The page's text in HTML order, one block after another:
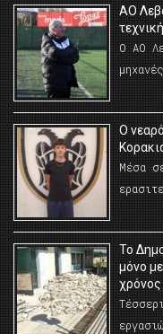
ΑΟ
Ο ΑΟ
O
Μέσα
Το
μόνο
χρόνος